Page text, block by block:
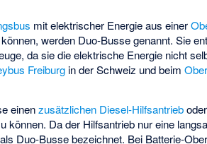
mit elektrischer Energie aus einer
werden Duo-Busse genannt. Sie
da sie die elektrische Energie nicht
Freiburg in der Schweiz und beim
einenzusätzlichen Diesel-Hilfsantrieb
können. Da der Hilfsantrieb nur eine
Duo-Busse bezeichnet. Bei Batterie-